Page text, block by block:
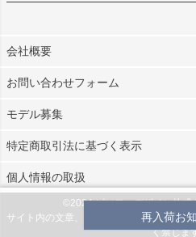
再入荷お
会社概要
お問い合わせフォーム
モデル募集
特定商取引法に基づく表示
個人情報の取扱
©2024 ビソワ・デザイン株式
サイト内の文章、画像などの著作物は当社
く禁じま